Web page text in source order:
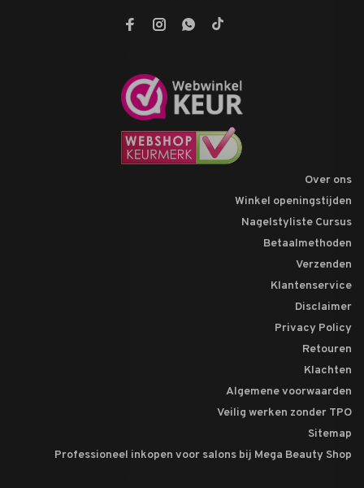
Over ons
Winkel openingstijden
Nagelstyliste Cursus
Betaalmethoden
Verzenden
Klantenservice
Disclaimer
Privacy Policy
Retouren
Klachten
Algemene voorwaarden
Veilig werken zonder TPO
Sitemap
Professioneel inkopen voor salons bij Mega Beauty Shop